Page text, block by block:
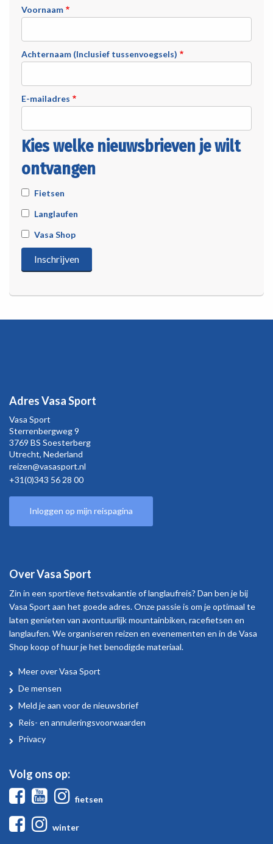
Voornaam
Achternaam (Inclusief tussenvoegsels)
E-mailadres
Kies welke nieuwsbrieven je wilt
ontvangen
Fietsen
Langlaufen
Vasa Shop
Adres Vasa Sport
Vasa Sport
Sterrenbergweg9
3769 BS Soesterberg
Utrecht, Nederland
reizen@vasasport.nl
+31(0)343 56 28 00
Inloggen op mijn reispagina
Over Vasa Sport
Zin in een sportieve fietsvakantie of langlaufreis? Dan ben je bij
Vasa Sport aan het goede adres. Onze passie is om je optimaal te
laten genieten van avontuurlijk mountainbiken, racefietsen en
langlaufen. We organiseren reizen en evenementen en in de Vasa
Shop koop of huur je het benodigde materiaal.
Over
Vasa
Sport
Meer over Vasa Sport
De mensen
Meld je aan voor de nieuwsbrief
Reis- en annuleringsvoorwaarden
Privacy
Volg ons op:
FacebookYoutube
fietsen
Facebook
winter